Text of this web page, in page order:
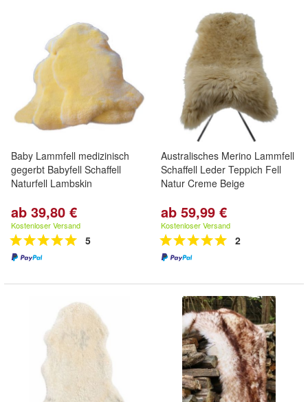
Baby Lammfell medizinisch
gegerbt Babyfell Schaffell
Naturfell Lambskin
ab 39,80 €
Kostenloser Versand
5
Australisches Merino Lammfell
Schaffell Leder Teppich Fell
Natur Creme Beige
ab 59,99 €
Kostenloser Versand
2